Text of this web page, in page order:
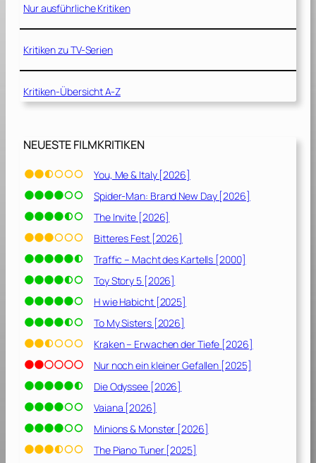
1
]
Nur ausführliche Kritiken
Kritiken zu TV-Serien
Kritiken-Übersicht A-Z
NEUESTE FILMKRITIKEN
You, Me & Italy [2026]
Spider-Man: Brand New Day [2026]
The Invite [2026]
Bitteres Fest [2026]
Traffic – Macht des Kartells [2000]
Toy Story 5 [2026]
H wie Habicht [2025]
To My Sisters [2026]
Kraken – Erwachen der Tiefe [2026]
Nur noch ein kleiner Gefallen [2025]
Die Odyssee [2026]
Vaiana [2026]
Minions & Monster [2026]
The Piano Tuner [2025]